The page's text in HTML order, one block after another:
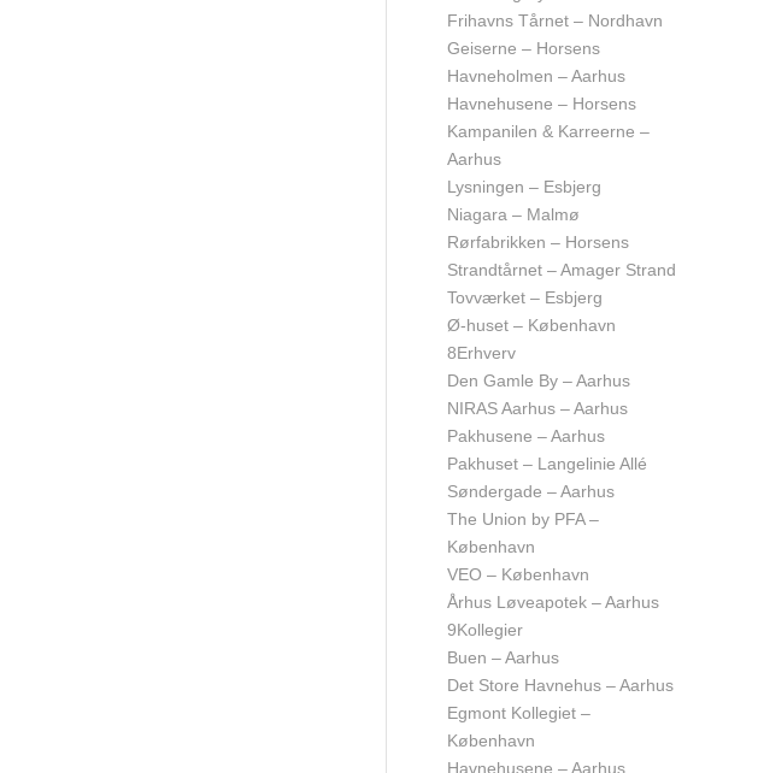
Frihavns Tårnet – Nordhavn
Geiserne – Horsens
Havneholmen – Aarhus
Havnehusene – Horsens
Kampanilen & Karreerne –
Aarhus
Lysningen – Esbjerg
Niagara – Malmø
Rørfabrikken – Horsens
Strandtårnet – Amager Strand
Tovværket – Esbjerg
Ø-huset – København
8Erhverv
Den Gamle By – Aarhus
NIRAS Aarhus – Aarhus
Pakhusene – Aarhus
Pakhuset – Langelinie Allé
Søndergade – Aarhus
The Union by PFA –
København
VEO – København
Århus Løveapotek – Aarhus
9Kollegier
Buen – Aarhus
Det Store Havnehus – Aarhus
Egmont Kollegiet –
København
Havnehusene – Aarhus